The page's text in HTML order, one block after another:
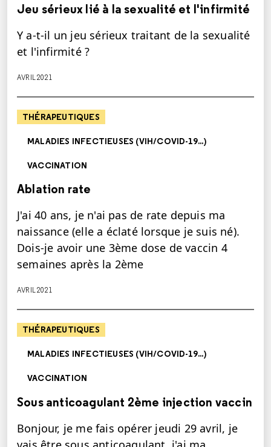
Jeu sérieux lié à la sexualité et l'infirmité
Y a-t-il un jeu sérieux traitant de la sexualité
et l'infirmité ?
AVRIL 2021
THÉRAPEUTIQUES
MALADIES INFECTIEUSES (VIH/COVID-19...)
VACCINATION
Ablation rate
J'ai 40 ans, je n'ai pas de rate depuis ma
naissance (elle a éclaté lorsque je suis né).
Dois-je avoir une 3ème dose de vaccin 4
semaines après la 2ème
AVRIL 2021
THÉRAPEUTIQUES
MALADIES INFECTIEUSES (VIH/COVID-19...)
VACCINATION
Sous anticoagulant 2ème injection vaccin
Bonjour, je me fais opérer jeudi 29 avril, je